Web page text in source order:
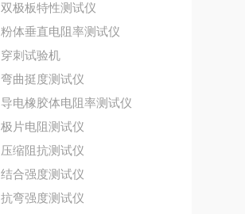
双极板特性测试仪
粉体垂直电阻率测试仪
穿刺试验机
弯曲挺度测试仪
导电橡胶体电阻率测试仪
极片电阻测试仪
压缩阻抗测试仪
结合强度测试仪
抗弯强度测试仪